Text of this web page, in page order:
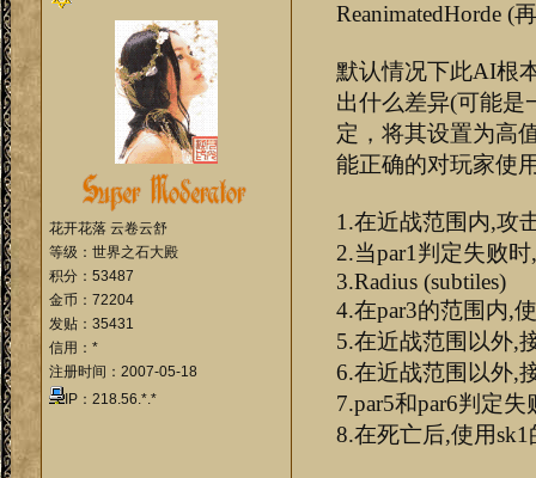
花开花落 云卷云舒
等级：世界之石大殿
积分：53487
金币：72204
发贴：35431
信用：*
注册时间：2007-05-18
IP：218.56.*.*
ReanimatedHorde (
默认情况下此AI根
出什么差异(可能是
定，将其设置为高
能正确的对玩家使
1.在近战范围内,攻
2.当par1判定失败
3.Radius (subtiles)
4.在par3的范围内,
5.在近战范围以外,
6.在近战范围以外,
7.par5和par6判定
8.在死亡后,使用sk1